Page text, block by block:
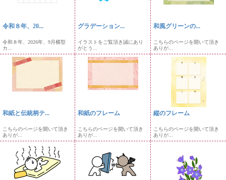
令和８年、20...
令和８年、2026年、9月横型
カ...
グラデーション...
イラストをご覧頂き誠にあり
がとう...
和風グリーンの...
こちらのページを開いて頂き
ありが...
和紙と伝統柄テ...
こちらのページを開いて頂き
ありが...
和紙のフレーム
こちらのページを開いて頂き
ありが...
縦のフレーム
こちらのページを開いて頂き
ありが...